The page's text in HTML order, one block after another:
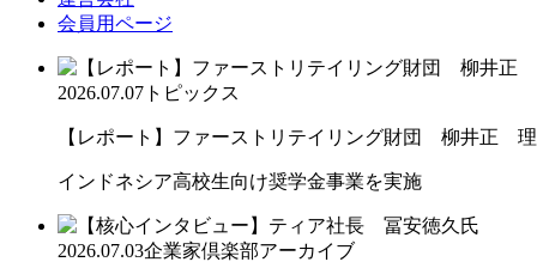
会員用ページ
2026.07.07 トピックス
【レポート】ファーストリテイリング財団 柳井正
インドネシア高校生向け奨学金事業を実施
2026.07.03企業家倶楽部アーカイブ